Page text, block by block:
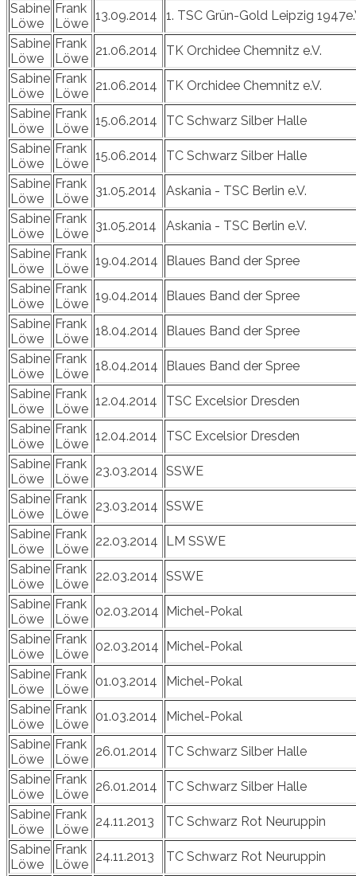
Sabine
Löwe
Frank
Löwe
13.09.2014
1. TSC Grün-Gold Leipzig
Sabine
Löwe
Frank
Löwe
21.06.2014
TK Orchidee Chemnitz e.V.
Sabine
Löwe
Frank
Löwe
21.06.2014
TK Orchidee Chemnitz e.V.
Sabine
Löwe
Frank
Löwe
15.06.2014
TC Schwarz Silber Halle
Sabine
Löwe
Frank
Löwe
15.06.2014
TC Schwarz Silber Halle
Sabine
Löwe
Frank
Löwe
31.05.2014
Askania - TSC Berlin e.V.
Sabine
Löwe
Frank
Löwe
31.05.2014
Askania - TSC Berlin e.V.
Sabine
Löwe
Frank
Löwe
19.04.2014
Blaues Band der Spree
Sabine
Löwe
Frank
Löwe
19.04.2014
Blaues Band der Spree
Sabine
Löwe
Frank
Löwe
18.04.2014
Blaues Band der Spree
Sabine
Löwe
Frank
Löwe
18.04.2014
Blaues Band der Spree
Sabine
Löwe
Frank
Löwe
12.04.2014
TSC Excelsior Dresden
Sabine
Löwe
Frank
Löwe
12.04.2014
TSC Excelsior Dresden
Sabine
Löwe
Frank
Löwe
23.03.2014 SSWE
Sabine
Löwe
Frank
Löwe
23.03.2014 SSWE
Sabine
Löwe
Frank
Löwe
22.03.2014
LM SSWE
Sabine
Löwe
Frank
Löwe
22.03.2014 SSWE
Sabine
Löwe
Frank
Löwe
02.03.2014
Michel-Pokal
Sabine
Löwe
Frank
Löwe
02.03.2014
Michel-Pokal
Sabine
Löwe
Frank
Löwe
01.03.2014
Michel-Pokal
Sabine
Löwe
Frank
Löwe
01.03.2014
Michel-Pokal
Sabine
Löwe
Frank
Löwe
26.01.2014
TC Schwarz Silber Halle
Sabine
Löwe
Frank
Löwe
26.01.2014
TC Schwarz Silber Halle
Sabine
Löwe
Frank
Löwe
24.11.2013
TC Schwarz Rot Neuruppin
Sabine
Löwe
Frank
Löwe
24.11.2013
TC Schwarz Rot Neuruppin